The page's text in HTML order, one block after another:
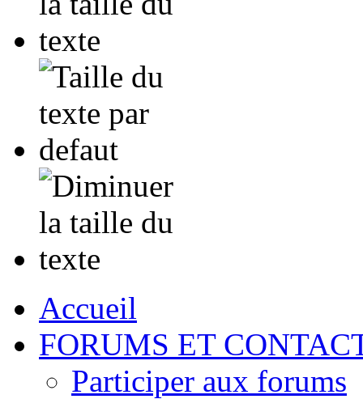
Accueil
FORUMS ET
Participer aux forums